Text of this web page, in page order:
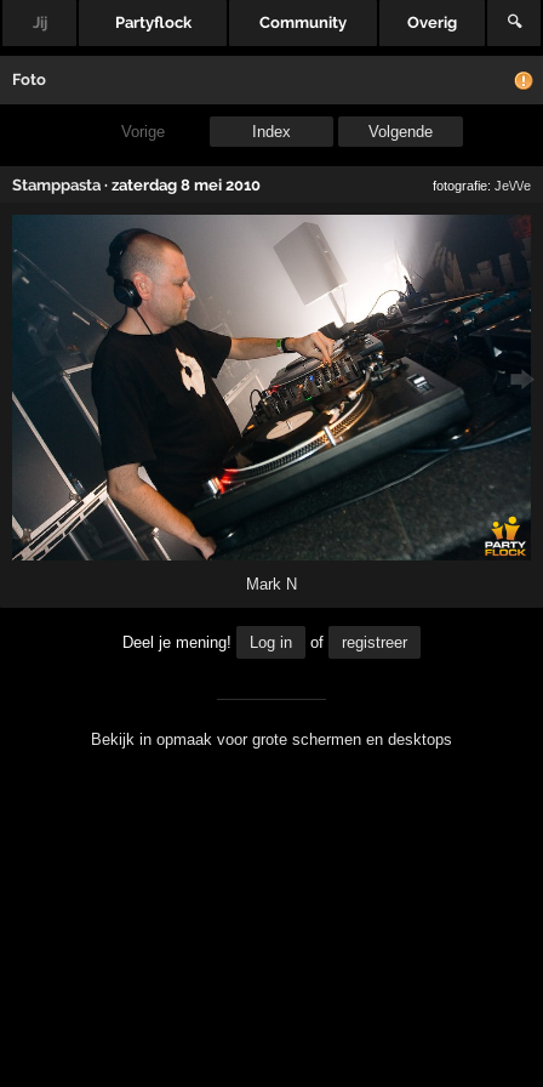
Jij Partyflock Community Overig 🔍
Foto
Vorige Index Volgende
Stamppasta ·zaterdag 8 mei 2010 fotografie: Je\/\/e
Mark N
Deel je mening! Log in of registreer
Bekijk in opmaak voor grote schermen en desktops